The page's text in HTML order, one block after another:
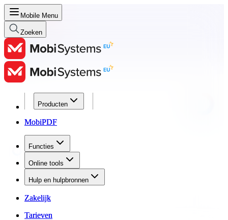
Mobile Menu
Zoeken
Producten
MobiPDF
Functies
Online tools
Hulp en hulpbronnen
Zakelijk
Tarieven
Producten
MobiPDF
Functies
Online tools
Hulp en hulpbronnen
Zakelijk
Tarieven